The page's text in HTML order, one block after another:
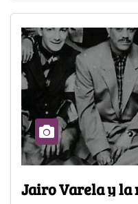
Jairo Varela y la